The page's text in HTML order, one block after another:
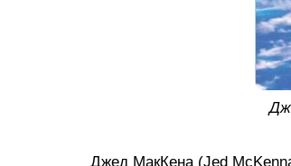
Джед МакКена (Jed